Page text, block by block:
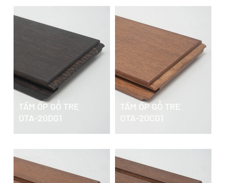
TẤM ỐP GỖ TRE
OTA-20DG1
TẤM ỐP GỖ TRE
OTA-20CG1